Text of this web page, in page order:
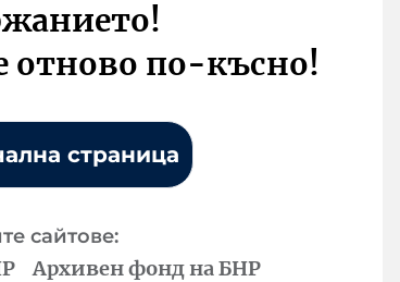
отново по-късно!
страница
сайтове:
Архивен фонд на БНР